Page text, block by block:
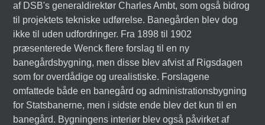
af DSB's generaldirektør Charles Ambt, som også bidrog
til projektets tekniske udførelse. Banegården blev dog
ikke til uden udfordringer. Fra 1898 til 1902
præsenterede Wenck flere forslag til en ny
banegårdsbygning, men disse blev afvist af Rigsdagen
som for overdådige og urealistiske. Forslagene
omfattede både en banegård og administrationsbygning
for Statsbanerne, men i sidste ende blev det kun til en
banegård. Bygningens interiør blev også påvirket af